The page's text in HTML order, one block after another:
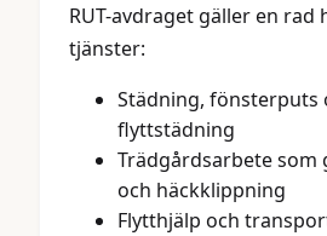
RUT-avdraget gäller en rad
tjänster:
Städning, fönsterputs
flyttstädning
Trädgårdsarbete som
och häckklippning
Flytthjälp och